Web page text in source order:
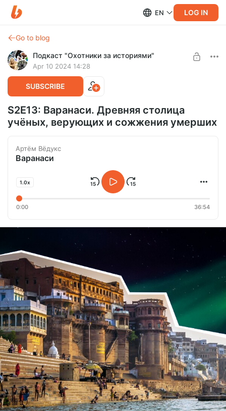
EN LOG IN
Go to blog
Подкаст "Охотники за историями"
Apr 10 2024 14:28
SUBSCRIBE
S2E13: Варанаси. Древняя столица
учёных, верующих и сожжения умерших
Артём Вёдукс
Варанаси
1.0x
0:00 36:54